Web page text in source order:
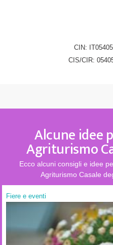
CIN:
CIS/CIR:
Alcune idee
Agriturismo
Ecco alcuni consigli e idee
Agriturismo Casale
Fiere e eventi